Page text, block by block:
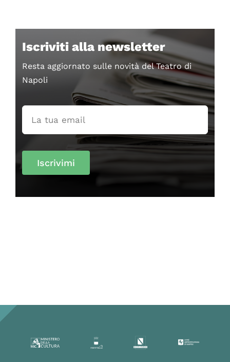
Iscriviti alla newsletter
Resta aggiornato sulle novità del Teatro di
Napoli
Iscrivimi